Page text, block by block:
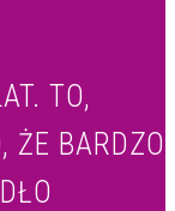
TO,
ŻE BARDZO